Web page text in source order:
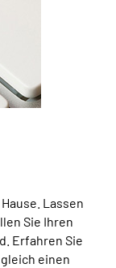
Lassen
Sie Ihren
Erfahren Sie
einen